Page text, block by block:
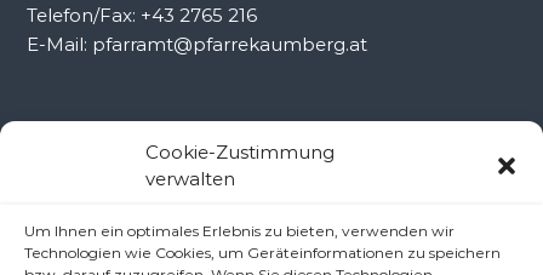
Cookie-Zustimmung
verwalten
Um Ihnen ein optimales Erlebnis zu bieten, verwenden wir
Technologien wie Cookies, um Geräteinformationen zu speichern
Telefon/Fax: +43 2765 216
E-Mail: pfarramt@pfarrekaumberg.at
Kontakt Ramsau
Pfarrer Dr. Slavomír Dlugoš
Oberdörfl 8, 3172 Ramsau